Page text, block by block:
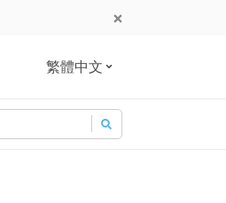
繁體中文
Search